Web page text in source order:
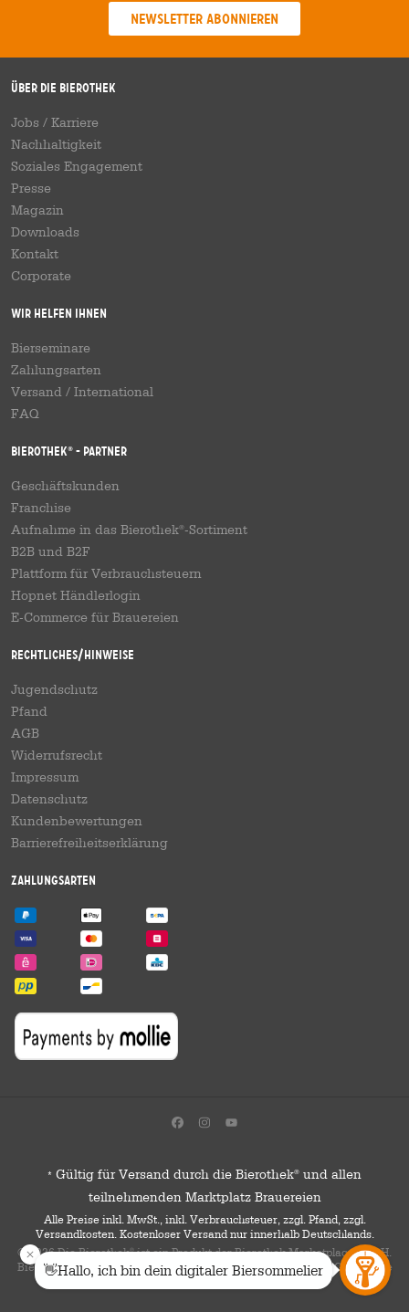
Newsletter abonnieren
Über die Bierothek
Jobs / Karriere
Nachhaltigkeit
Soziales Engagement
Presse
Magazin
Downloads
Kontakt
Corporate
Wir helfen Ihnen
Bierseminare
Zahlungsarten
Versand / International
FAQ
Bierothek® - Partner
Geschäftskunden
Franchise
Aufnahme in das Bierothek®-Sortiment
B2B und B2F
Plattform für Verbrauchsteuern
Hopnet Händlerlogin
E-Commerce für Brauereien
Rechtliches/Hinweise
Jugendschutz
Pfand
AGB
Widerrufsrecht
Impressum
Datenschutz
Kundenbewertungen
Barrierefreiheitserklärung
Zahlungsarten
* Gültig für Versand durch die Bierothek® und allen
teilnehmenden Marktplatz Brauereien
Alle Preise inkl. MwSt., inkl. Verbrauchsteuer, zzgl. Pfand, zzgl.
Versandkosten. Kostenloser Versand nur innerhalb Deutschlands.
© 2026 Die Bierothek ist ein Produkt der Bierothek Marketplace GmbH.
Bierothek ist eine eingetragene Marke der Bierothek Group GmbH. Alle
Rechte vorbehalten.